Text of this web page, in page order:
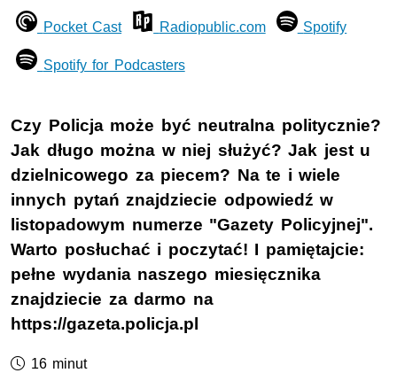
Pocket Cast Radiopublic.com Spotify
Spotify for Podcasters
Czy Policja może być neutralna politycznie?
Jak długo można w niej służyć? Jak jest u
dzielnicowego za piecem? Na te i wiele
innych pytań znajdziecie odpowiedź w
listopadowym numerze "Gazety Policyjnej".
Warto posłuchać i poczytać! I pamiętajcie:
pełne wydania naszego miesięcznika
znajdziecie za darmo na
https://gazeta.policja.pl
Czas trwania podcastu:
16 minut